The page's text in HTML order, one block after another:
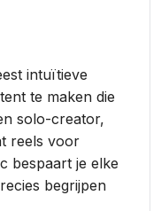
intuïtieve
te maken die
solo-creator,
reels voor
bespaart je elke
begrijpen